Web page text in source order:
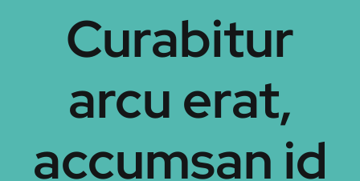
Leistungen
Anfahrt
Curabitur
arcu erat,
accumsan id